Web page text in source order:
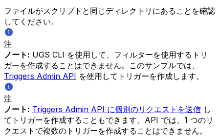
ファイルがスクリプトと同じディレクトリにあることを確認
してください。
注
ノート: UGS CLI を使用して、フィルターを使用するトリ
ガーを作成することはできません。このサンプルでは、
Triggers Admin API を使用してトリガーを作成します。
注
ノート: Triggers Admin API に個別のリクエストを送信 し
てトリガーを作成することもできます。API では、1 つのリ
クエストで複数のトリガーを作成することはできません。